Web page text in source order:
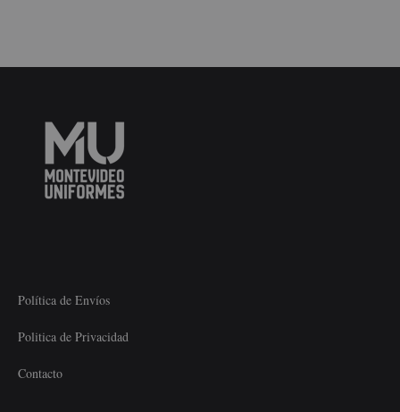
Política de Envíos
Politica de Privacidad
Contacto